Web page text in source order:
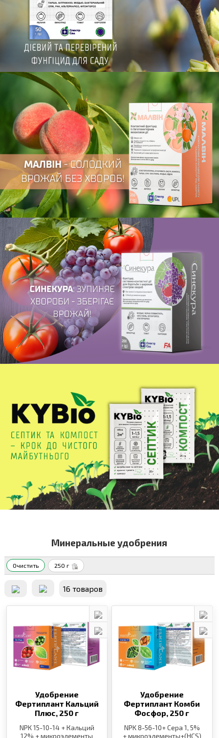
Минеральные удобрения
Очистить 250 г
16 товаров
Удобрение
Фертиплант Кальций
Плюс, 250 г
NPK 15-10-14 + Кальций
12% + микроэлементы
Удобрение
Фертиплант Комби
Фосфор, 250 г
NPK 8-56-10+ Сера 1, 5%
+ микроэлементы+(HCS)